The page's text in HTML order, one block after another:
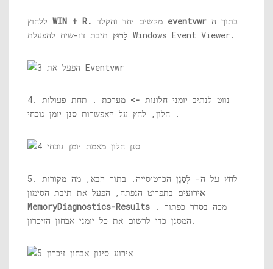
WIN + R. eventvwr בתוך ה
לָרוּץ תיבת דו-שיח להפעלת Windows Event Viewer.
4. נווט לנתיב יומני חלונות -> מערכת . תחת פעולות
חלון, לחץ על האפשרות סנן יומן נוכחי .
5. לחץ על ה- לְסַנֵן הכרטיסייה. בתור הבא, מה מקורות
אירועים בתפריט הנפתח, הפעל את תיבת הסימון
MemoryDiagnostics-Results
. מכה בסדר כפתור
המסנן כדי לרשום את כל יומני אבחון הזיכרון.